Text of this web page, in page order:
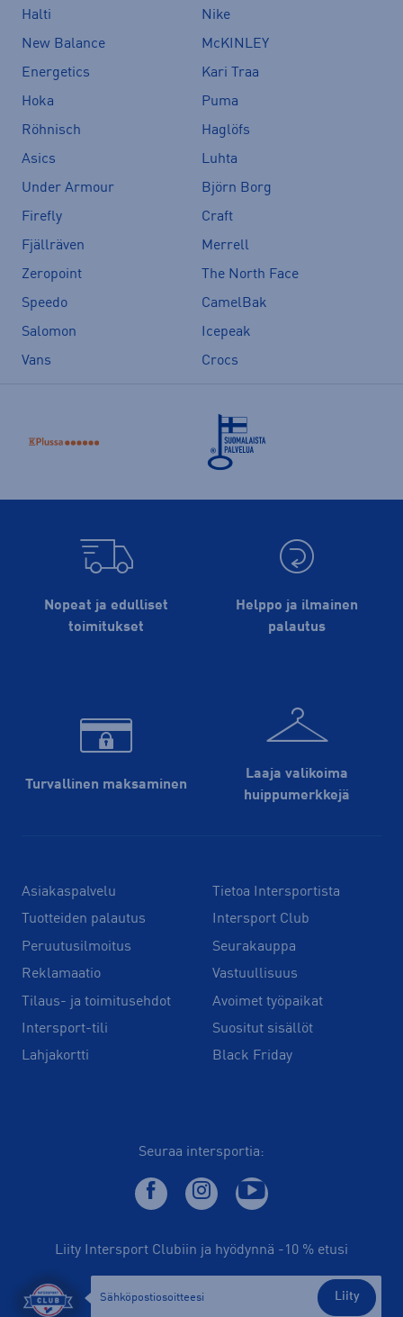
Halti
Nike
New Balance
McKINLEY
Energetics
Kari Traa
Hoka
Puma
Röhnisch
Haglöfs
Asics
Luhta
Under Armour
Björn Borg
Firefly
Craft
Fjällräven
Merrell
Zeropoint
The North Face
Speedo
CamelBak
Salomon
Icepeak
Vans
Crocs
Nopeat ja edulliset
toimitukset
Helppo ja ilmainen
palautus
Turvallinen maksaminen
Laaja valikoima
huippu­merkkejä
Asiakaspalvelu
Tuotteiden palautus
Peruutusilmoitus
Reklamaatio
Tilaus- ja toimitusehdot
Intersport-tili
Lahjakortti
Tietoa Intersportista
Intersport Club
Seurakauppa
Vastuullisuus
Avoimet työpaikat
Suositut sisällöt
Black Friday
Seuraa intersportia:
Liity Intersport Clubiin ja hyödynnä -10 % etusi
Liity